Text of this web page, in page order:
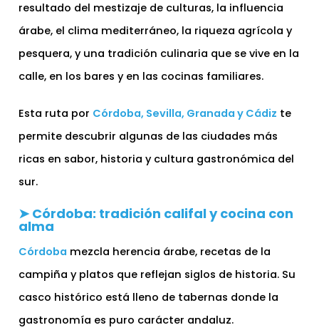
resultado del mestizaje de culturas, la influencia
árabe, el clima mediterráneo, la riqueza agrícola y
pesquera, y una tradición culinaria que se vive en la
calle, en los bares y en las cocinas familiares.
Esta ruta por Córdoba, Sevilla, Granada y Cádiz te
permite descubrir algunas de las ciudades más
ricas en sabor, historia y cultura gastronómica del
sur.
➤ Córdoba: tradición califal y cocina con
alma
Córdoba mezcla herencia árabe, recetas de la
campiña y platos que reflejan siglos de historia. Su
casco histórico está lleno de tabernas donde la
gastronomía es puro carácter andaluz.